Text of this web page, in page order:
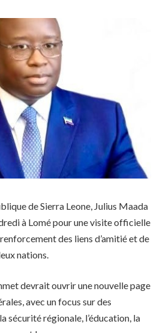
de Sierra Leone, Julius Maada
à Lomé pour une visite officielle
des liens d’amitié et de
nations.
devrait ouvrir une nouvelle page
avec un focus sur des
sécurité régionale, l’éducation, la